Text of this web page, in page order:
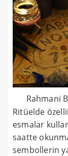
Rahmani
Ritüelde
esmalar
saatte
sembollerin